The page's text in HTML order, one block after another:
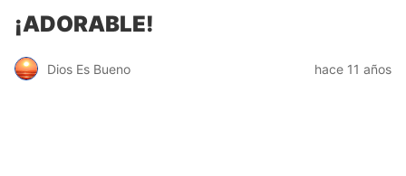
¡ADORABLE!
Dios Es Bueno hace 11 años